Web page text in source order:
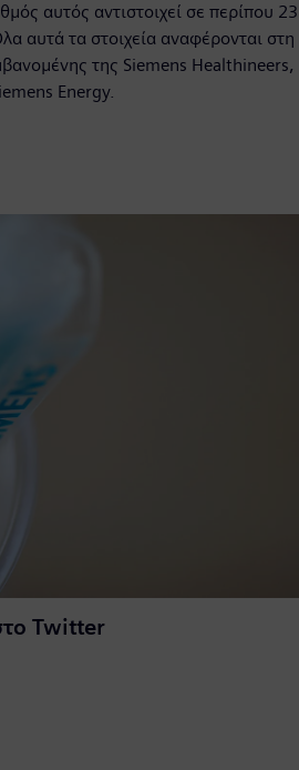
αυτός αντιστοιχεί σε περίπου 23
αυτά τα στοιχεία αναφέρονται στη
της Siemens Healthineers,
Energy.
Twitter